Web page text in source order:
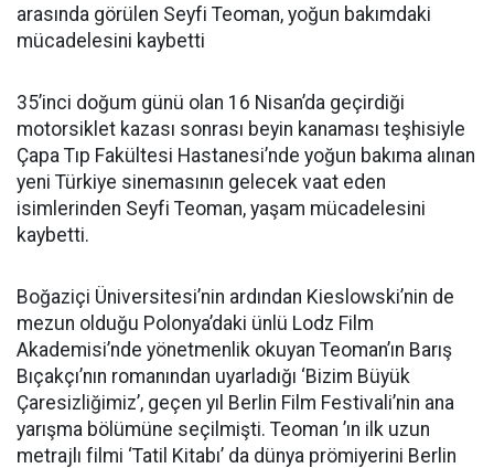
arasında görülen Seyfi Teoman, yoğun bakımdaki
mücadelesini kaybetti
35’inci doğum günü olan 16 Nisan’da geçirdiği
motorsiklet kazası sonrası beyin kanaması teşhisiyle
Çapa Tıp Fakültesi Hastanesi’nde yoğun bakıma alınan
yeni Türkiye sinemasının gelecek vaat eden
isimlerinden Seyfi Teoman, yaşam mücadelesini
kaybetti.
Boğaziçi Üniversitesi’nin ardından Kieslowski’nin de
mezun olduğu Polonya’daki ünlü Lodz Film
Akademisi’nde yönetmenlik okuyan Teoman’ın Barış
Bıçakçı’nın romanından uyarladığı ‘Bizim Büyük
Çaresizliğimiz’, geçen yıl Berlin Film Festivali’nin ana
yarışma bölümüne seçilmişti. Teoman ’ın ilk uzun
metrajlı filmi ‘Tatil Kitabı’ da dünya prömiyerini Berlin